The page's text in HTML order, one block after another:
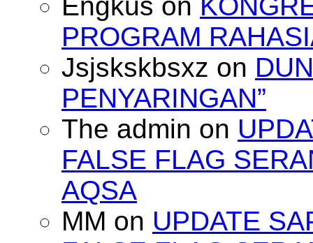
Engkus on
PROGRAM
Jsjskskbsxz on
PENYARINGAN”
The admin on
FALSE FLAG
AQSA
MM on UPDATE